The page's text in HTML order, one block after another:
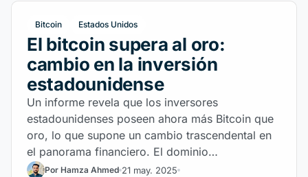
Bitcoin Estados Unidos
El bitcoin supera al oro:
cambio en la inversión
estadounidense
Un informe revela que los inversores
estadounidenses poseen ahora más Bitcoin que
oro, lo que supone un cambio trascendental en
el panorama financiero. El dominio
estadounidense de las criptomonedas crece
Por Hamza Ahmed 21 may. 2025